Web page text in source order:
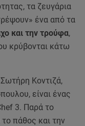
τα ζευγάρια
ένα από τα
και την τρούφα,
κρύβονται κάτω
Κοντιζά,
είναι ένας
3. Παρά το
πάθος και την